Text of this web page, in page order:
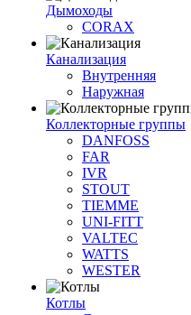
Дымоходы
CORAX
Канализация
Внутренняя
Наружная
Коллекторные группы
DANFOSS
FAR
IVR
STOUT
TIEMME
UNI-FITT
VALTEC
WATTS
WESTER
Котлы